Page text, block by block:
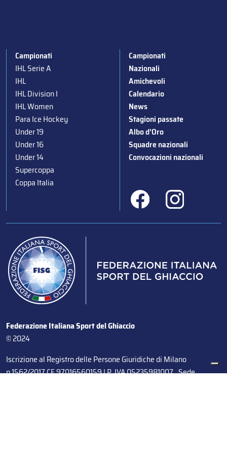
Campionati
IHL Serie A
IHL
IHL Division I
IHL Women
Para Ice Hockey
Under 19
Under 16
Under 14
Supercoppa
Coppa Italia
Campionati
Nazionali
Amichevoli
Calendario
News
Stagioni passate
Albo d’Oro
Squadre nazionali
Convocazioni nazionali
Federazione Italiana Sport del Ghiaccio
© 2024
Iscrizione al Registro delle Persone Giuridiche di Milano
n.1562/2017 CF 97016560159 | P. IVA 05235981007 Sede